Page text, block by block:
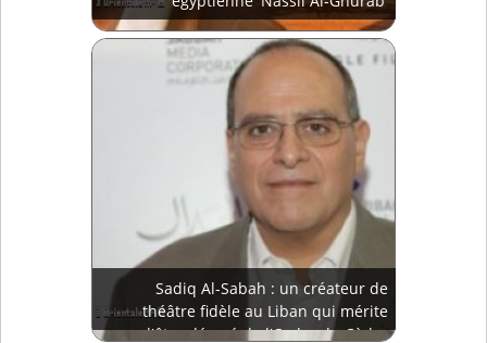
Sadiq Al-Sabah : un créateur de
théâtre fidèle au Liban qui mérite
d'être décoré de l'Ordre du Cèdre